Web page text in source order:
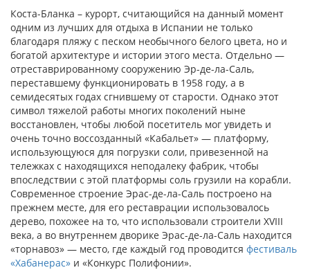
Коста-Бланка – курорт, считающийся на данный момент
одним из лучших для отдыха в Испании не только
благодаря пляжу с песком необычного белого цвета, но и
богатой архитектуре и истории этого места. Отдельно —
отреставрированному сооружению Эр-де-ла-Саль,
переставшему функционировать в 1958 году, а в
семидесятых годах сгнившему от старости. Однако этот
символ тяжелой работы многих поколений ныне
восстановлен, чтобы любой посетитель мог увидеть и
очень точно воссозданный «Кабальет» — платформу,
использующуюся для погрузки соли, привезенной на
тележках с находящихся неподалеку фабрик, чтобы
впоследствии с этой платформы соль грузили на корабли.
Современное строение Эрас-де-ла-Саль построено на
прежнем месте, для его реставрации использовалось
дерево, похожее на то, что использовали строители XVIII
века, а во внутреннем дворике Эрас-де-ла-Саль находится
«торнавоз» — место, где каждый год проводится фестиваль
«Хабанерас» и «Конкурс Полифонии».